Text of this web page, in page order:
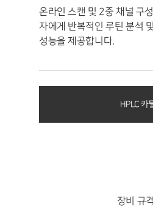
온라인 스캔 및 2중 채널 구
자에게 반복적인 루틴 분석
HPLC 카
장비 규격